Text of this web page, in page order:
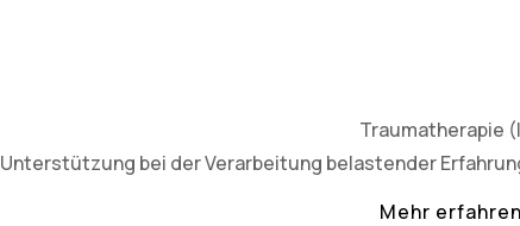
Traumatherapie
Unterstützung bei der Verarbeitung belastender
Mehr erfahren